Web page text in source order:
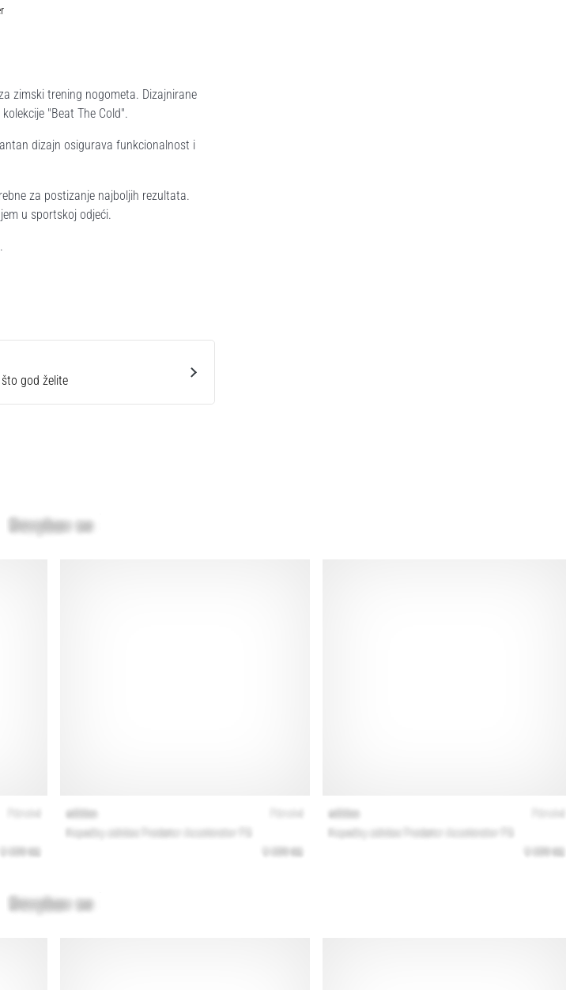
zimski trening nogometa. Dizajnirane
"Beat The Cold".
dizajn osigurava funkcionalnost i
za postizanje najboljih rezultata.
u sportskoj odjeći.
god želite